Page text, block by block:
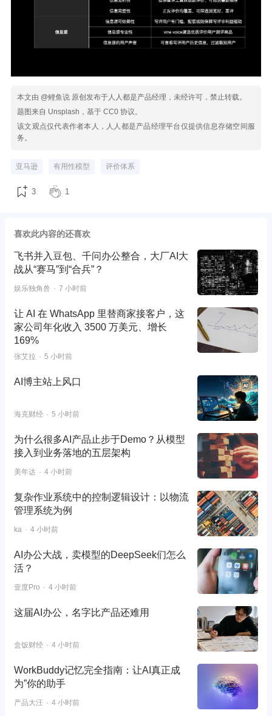
本文由 @鲤鱼说 原创发布于人人都是产品经理，未经许可，禁止转载。
题图来自 Unsplash，基于 CC0 协议。
该文观点仅代表作者本人，人人都是产品经理平台仅提供信息存储空间服
务。
亚马逊 有用性模型 评价体系
3 1
喜欢此内容的还喜欢
飞书并入豆包、千问办公整合，大厂AI大
战从“赛马”到“合兵”？
娱乐独角兽 7 小时前
让 AI 在 WhatsApp 里替商家接客户，这
家公司年化收入 3500 万美元、增长
169%
张艾拉 5 小时前
AI博主站上风口
海克财经 5 小时前
为什么很多AI产品止步于Demo？从模型
接入到业务落地的五层架构
美年达 4 小时前
复杂作业系统中的控制逻辑设计：以物流
管理系统为例
ka 4 小时前
AI办公大战，卖模型的DeepSeek们怎么
活？
壹度Pro 4 小时前
这届AI办公，名字比产品还难用
盒饭财经 4 小时前
WorkBuddy记忆完全指南：让AI真正成
为”你的助手
产品大汪 4 小时前